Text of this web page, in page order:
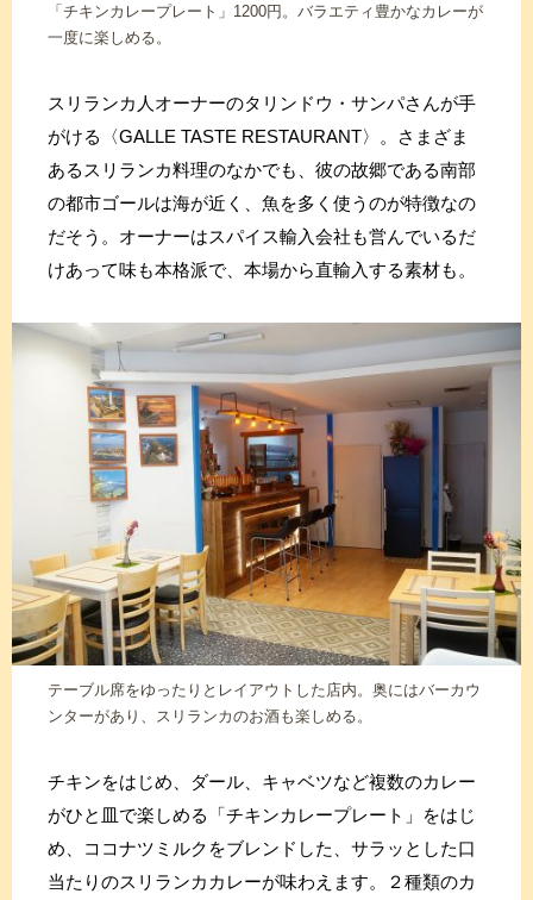
「チキンカレープレート」1200円。バラエティ豊かなカレーが
一度に楽しめる。
スリランカ人オーナーのタリンドウ・サンパさんが手
がける〈GALLE TASTE RESTAURANT〉。さまざま
あるスリランカ料理のなかでも、彼の故郷である南部
の都市ゴールは海が近く、魚を多く使うのが特徴なの
だそう。オーナーはスパイス輸入会社も営んでいるだ
けあって味も本格派で、本場から直輸入する素材も。
テーブル席をゆったりとレイアウトした店内。奥にはバーカウ
ンターがあり、スリランカのお酒も楽しめる。
チキンをはじめ、ダール、キャベツなど複数のカレー
がひと皿で楽しめる「チキンカレープレート」をはじ
め、ココナツミルクをブレンドした、サラッとした口
当たりのスリランカカレーが味わえます。２種類のカ